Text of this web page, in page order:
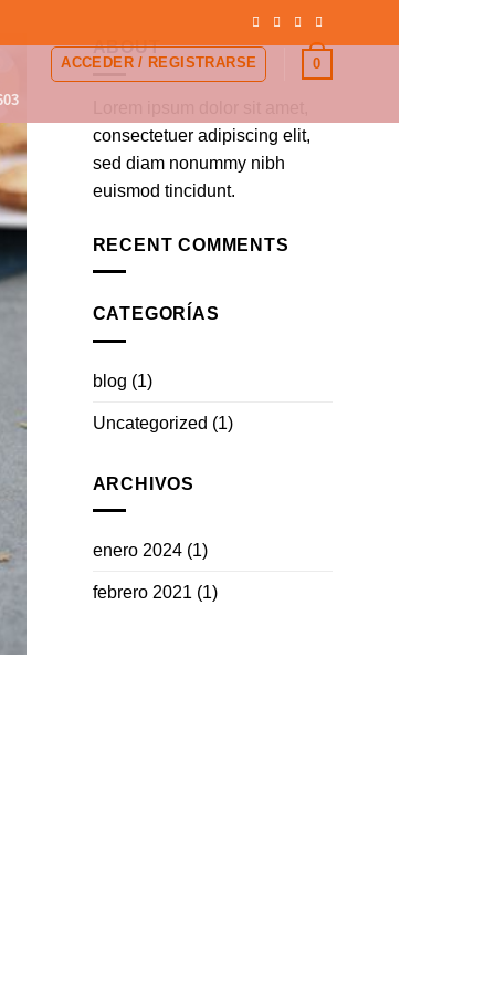
ACCEDER / REGISTRARSE 0
ABOUT
consectetuer adipiscing elit,
sed diam nonummy nibh
euismod tincidunt.
RECENT COMMENTS
CATEGORÍAS
blog (1)
Uncategorized (1)
ARCHIVOS
enero 2024(1)
febrero 2021 (1)